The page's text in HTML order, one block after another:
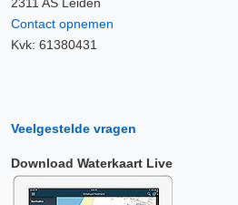
Contact opnemen
Kvk: 61380431
Veelgestelde vragen
Download Waterkaart Live